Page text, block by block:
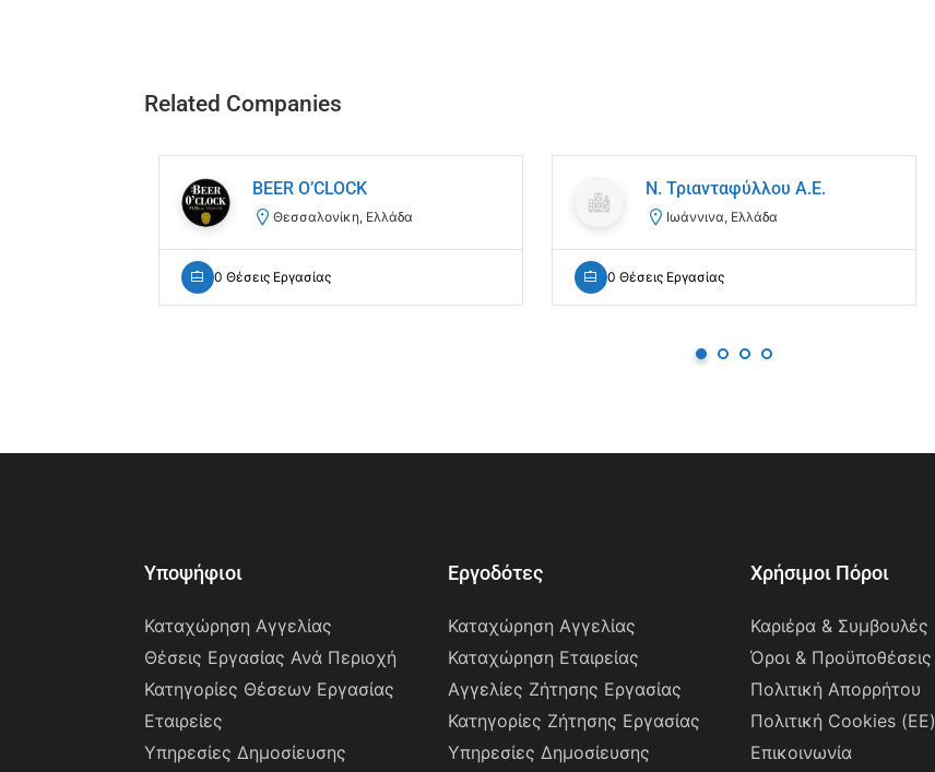
Related Companies
BEER O’CLOCK
Θεσσαλονίκη, Ελλάδα
0 Θέσεις Εργασίας
Ν. Τριανταφύλλου Α.Ε.
Ιωάννινα, Ελλάδα
0 Θέσεις Εργασίας
Υποψήφιοι
Καταχώρηση Αγγελίας
Θέσεις Εργασίας Ανά Περιοχή
Κατηγορίες Θέσεων Εργασίας
Εταιρείες
Υπηρεσίες Δημοσίευσης
Εργοδότες
Καταχώρηση Αγγελίας
Καταχώρηση Εταιρείας
Αγγελίες Ζήτησης Εργασίας
Κατηγορίες Ζήτησης Εργασίας
Υπηρεσίες Δημοσίευσης
Χρήσιμοι Πόροι
Καριέρα & Συμβουλές
Όροι & Προϋποθέσεις
Πολιτική Απορρήτου
Πολιτική Cookies (ΕΕ)
Επικοινωνία